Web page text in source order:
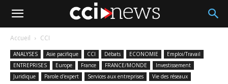
Accueil CCI
ANALYSES Asie pacifique CCI Débats ECONOMIE
Emploi/Travail
ENTREPRISES
Europe France FRANCE/MONDE
Investissement
Juridique
Parole d'expert Services aux entreprises Vie des réseaux